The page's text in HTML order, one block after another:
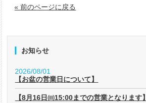
« 前のページに戻る
お知らせ
2026/08/01
【お盆の営業日について】
【8月16日㈰15:00までの営業となります】